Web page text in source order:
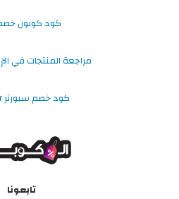
كود كوبون
مراجعة المنتجات في
كود خصم سبورتر Sporter
تابعونا